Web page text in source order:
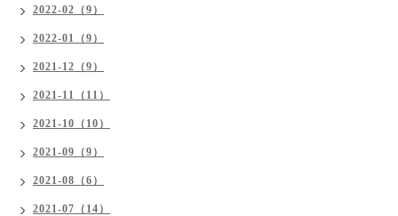
2022-02（9）
2022-01（9）
2021-12（9）
2021-11（11）
2021-10（10）
2021-09（9）
2021-08（6）
2021-07（14）